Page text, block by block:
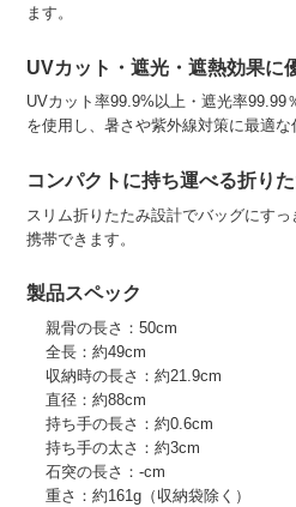
ます。
UVカット・遮光・遮熱効果に
UVカット率99.9%以上・遮光率99.99
を使用し、暑さや紫外線対策に最適な
コンパクトに持ち運べる折り
スリム折りたたみ設計でバッグにす
携帯できます。
製品スペック
親骨の長さ：50cm
全長：約49cm
収納時の長さ：約21.9cm
直径：約88cm
持ち手の長さ：約0.6cm
持ち手の太さ：約3cm
石突の長さ：-cm
重さ：約161g（収納袋除く）